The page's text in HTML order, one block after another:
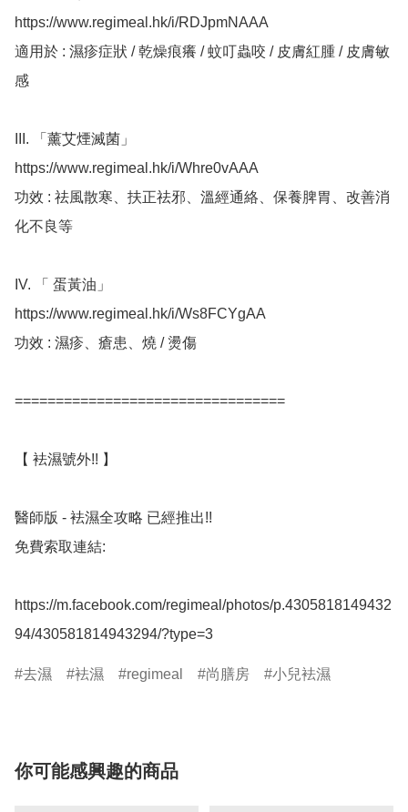
https://www.regimeal.hk/i/RDJpmNAAA
適用於 : 濕疹症狀 / 乾燥痕癢 / 蚊叮蟲咬 / 皮膚紅腫 / 皮膚敏
感
III. 「薰艾煙滅菌」
https://www.regimeal.hk/i/Whre0vAAA
功效 : 祛風散寒、扶正祛邪、溫經通絡、保養脾胃、改善消
化不良等
IV. 「 蛋黃油」
https://www.regimeal.hk/i/Ws8FCYgAA
功效 : 濕疹、瘡患、燒 / 燙傷
=================================
【 袪濕號外!! 】
醫師版 - 袪濕全攻略 已經推出!!
免費索取連結:
https://m.facebook.com/regimeal/photos/p.4305818149432
94/430581814943294/?type=3
去濕 袪濕 regimeal 尚膳房 小兒袪濕
你可能感興趣的商品